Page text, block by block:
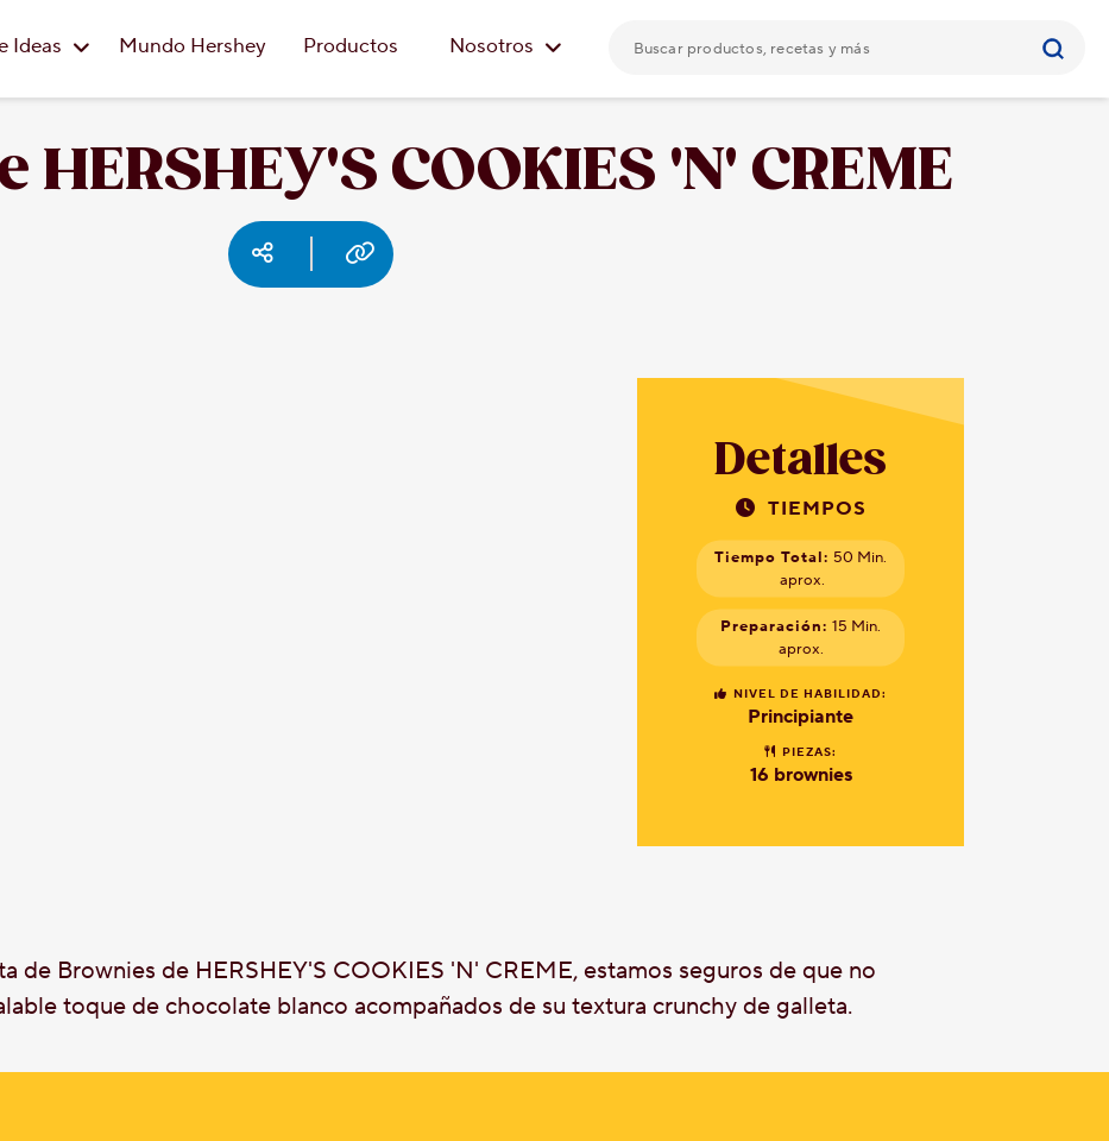
Ideas Mundo Hershey Productos Nosotros
COOKIES 'N' CREME
Social media
Facebook
Pinterest
Email
PrintCopy URL
Detalles
TIEMPOS
Tiempo Total: 50 Min.
aprox.
Preparación: 15 Min.
aprox.
NIVEL DE HABILIDAD:
Principiante
PIEZAS:
16 brownies
de Brownies de HERSHEY'S COOKIES 'N' CREME, estamos seguros de que no
toque de chocolate blanco acompañados de su textura crunchy de galleta.